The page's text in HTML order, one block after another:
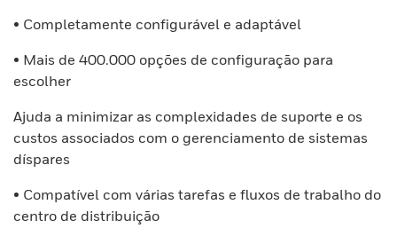
• Completamente configurável e adaptável
• Mais de 400.000 opções de configuração para
escolher
Ajuda a minimizar as complexidades de suporte e os
custos associados com o gerenciamento de sistemas
díspares
• Compatível com várias tarefas e fluxos de trabalho do
centro de distribuição